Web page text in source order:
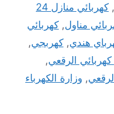
,
كهربائي منازل 24
مناول, كهربائي
هندي, كهربجي,
الرقعي,
, وزارة الكهرباء